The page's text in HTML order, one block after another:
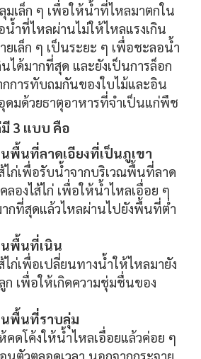
เล็ก ๆ เพื่อให้น้ำที่ไหลมาตกใน
ำที่ไหลผ่านไม่ให้ไหลแรงเกิน
ยเล็ก ๆ เป็นระยะ ๆ เพื่อชะลอน้ำ
ได้มากที่สุด และยังเป็นการล็อก
การทับถมกันของใบไม้และอิน
ดมด้วยธาตุอาหารที่จำเป็นแก่พืช
3 แบบ คือ
พื้นที่ลาดเอียงที่เป็นภูเขา
ไก่เพื่อรับน้ำจากบริเวณพื้นที่ลาด
ลองไส้ไก่ เพื่อให้น้ำไหลเอื่อย ๆ
กที่สุดแล้วไหลผ่านไปยังพื้นที่ต่ำ
นพื้นที่เนิน
ไก่เพื่อเปลี่ยนทางน้ำให้ไหลมายัง
เพื่อให้เกิดความชุ่มชื่นของ
นพื้นที่ราบลุ่ม
คดโค้งให้น้ำไหลเอื่อยแล้วค่อย ๆ
นตัวตลอดเวลา นอกจากกระจาย